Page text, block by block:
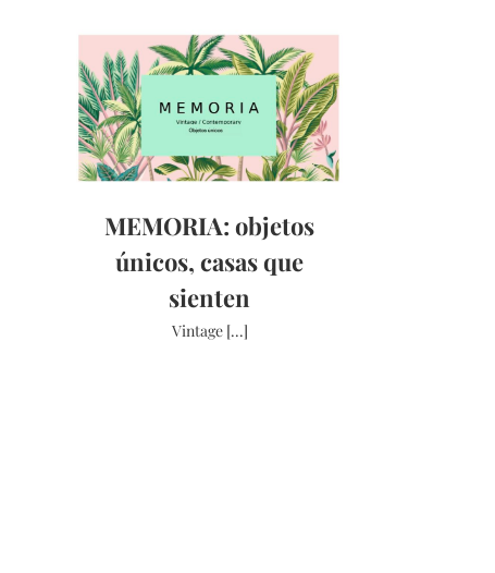
MEMORIA: objetos
únicos, casas que
sienten
Vintage [...]